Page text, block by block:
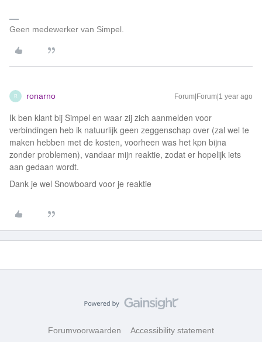
Geen medewerker van Simpel.
R ronarno Forum|Forum|1 year ago
Ik ben klant bij Simpel en waar zij zich aanmelden voor
verbindingen heb ik natuurlijk geen zeggenschap over (zal wel te
maken hebben met de kosten, voorheen was het kpn bijna
zonder problemen), vandaar mijn reaktie, zodat er hopelijk iets
aan gedaan wordt.
Dank je wel Snowboard voor je reaktie
Forumvoorwaarden Accessibility statement